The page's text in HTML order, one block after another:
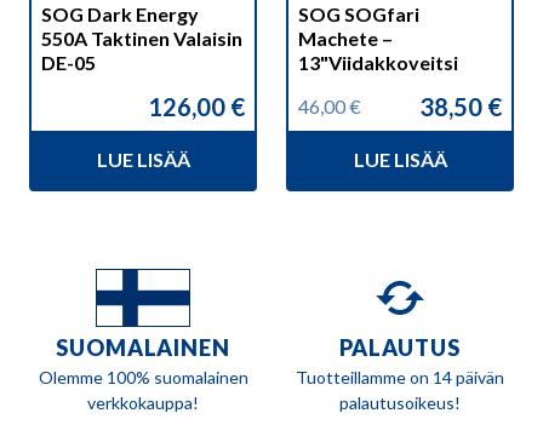
SOG Dark Energy
550A Taktinen Valaisin
DE-05
126,00 €
LUE LISÄÄ
SOG SOGfari
Machete –
13"Viidakkoveitsi
46,00€
Alkuperäinen
hinta
46,00 €.
38,50 €
Nykyinen
hinta
38,50 €.
LUE LISÄÄ
SUOMALAINEN
Olemme 100% suomalainen
verkkokauppa!
PALAUTUS
Tuotteillamme on 14 päivän
palautusoikeus!